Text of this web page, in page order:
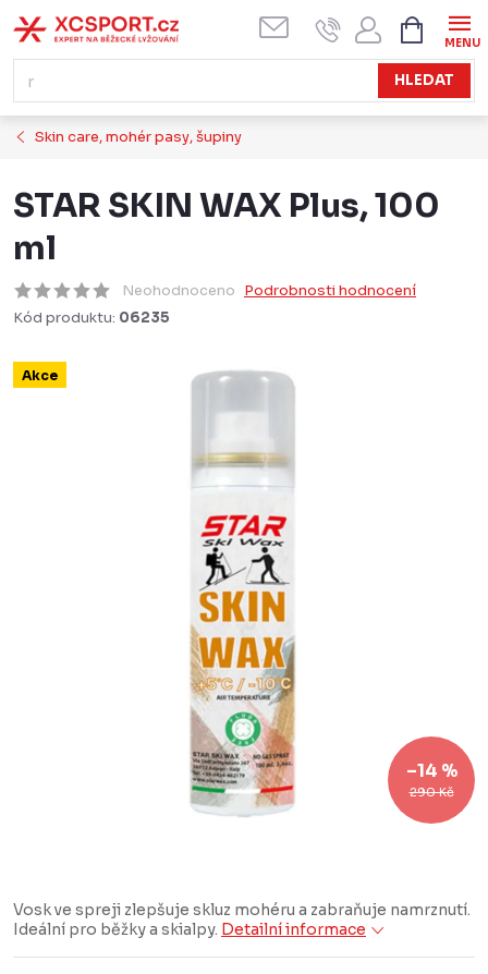
na
obsah
HLEDAT
KOŠÍK
Skin care, mohér pasy, šupiny
STAR SKIN WAX Plus, 100
ml
Neohodnoceno Podrobnosti hodnocení
Kód produktu: 06235
Akce
290 Kč
–14 %
Vosk ve spreji zlepšuje skluz mohéru a zabraňuje namrznutí.
Ideální pro běžky a skialpy. Detailní informace